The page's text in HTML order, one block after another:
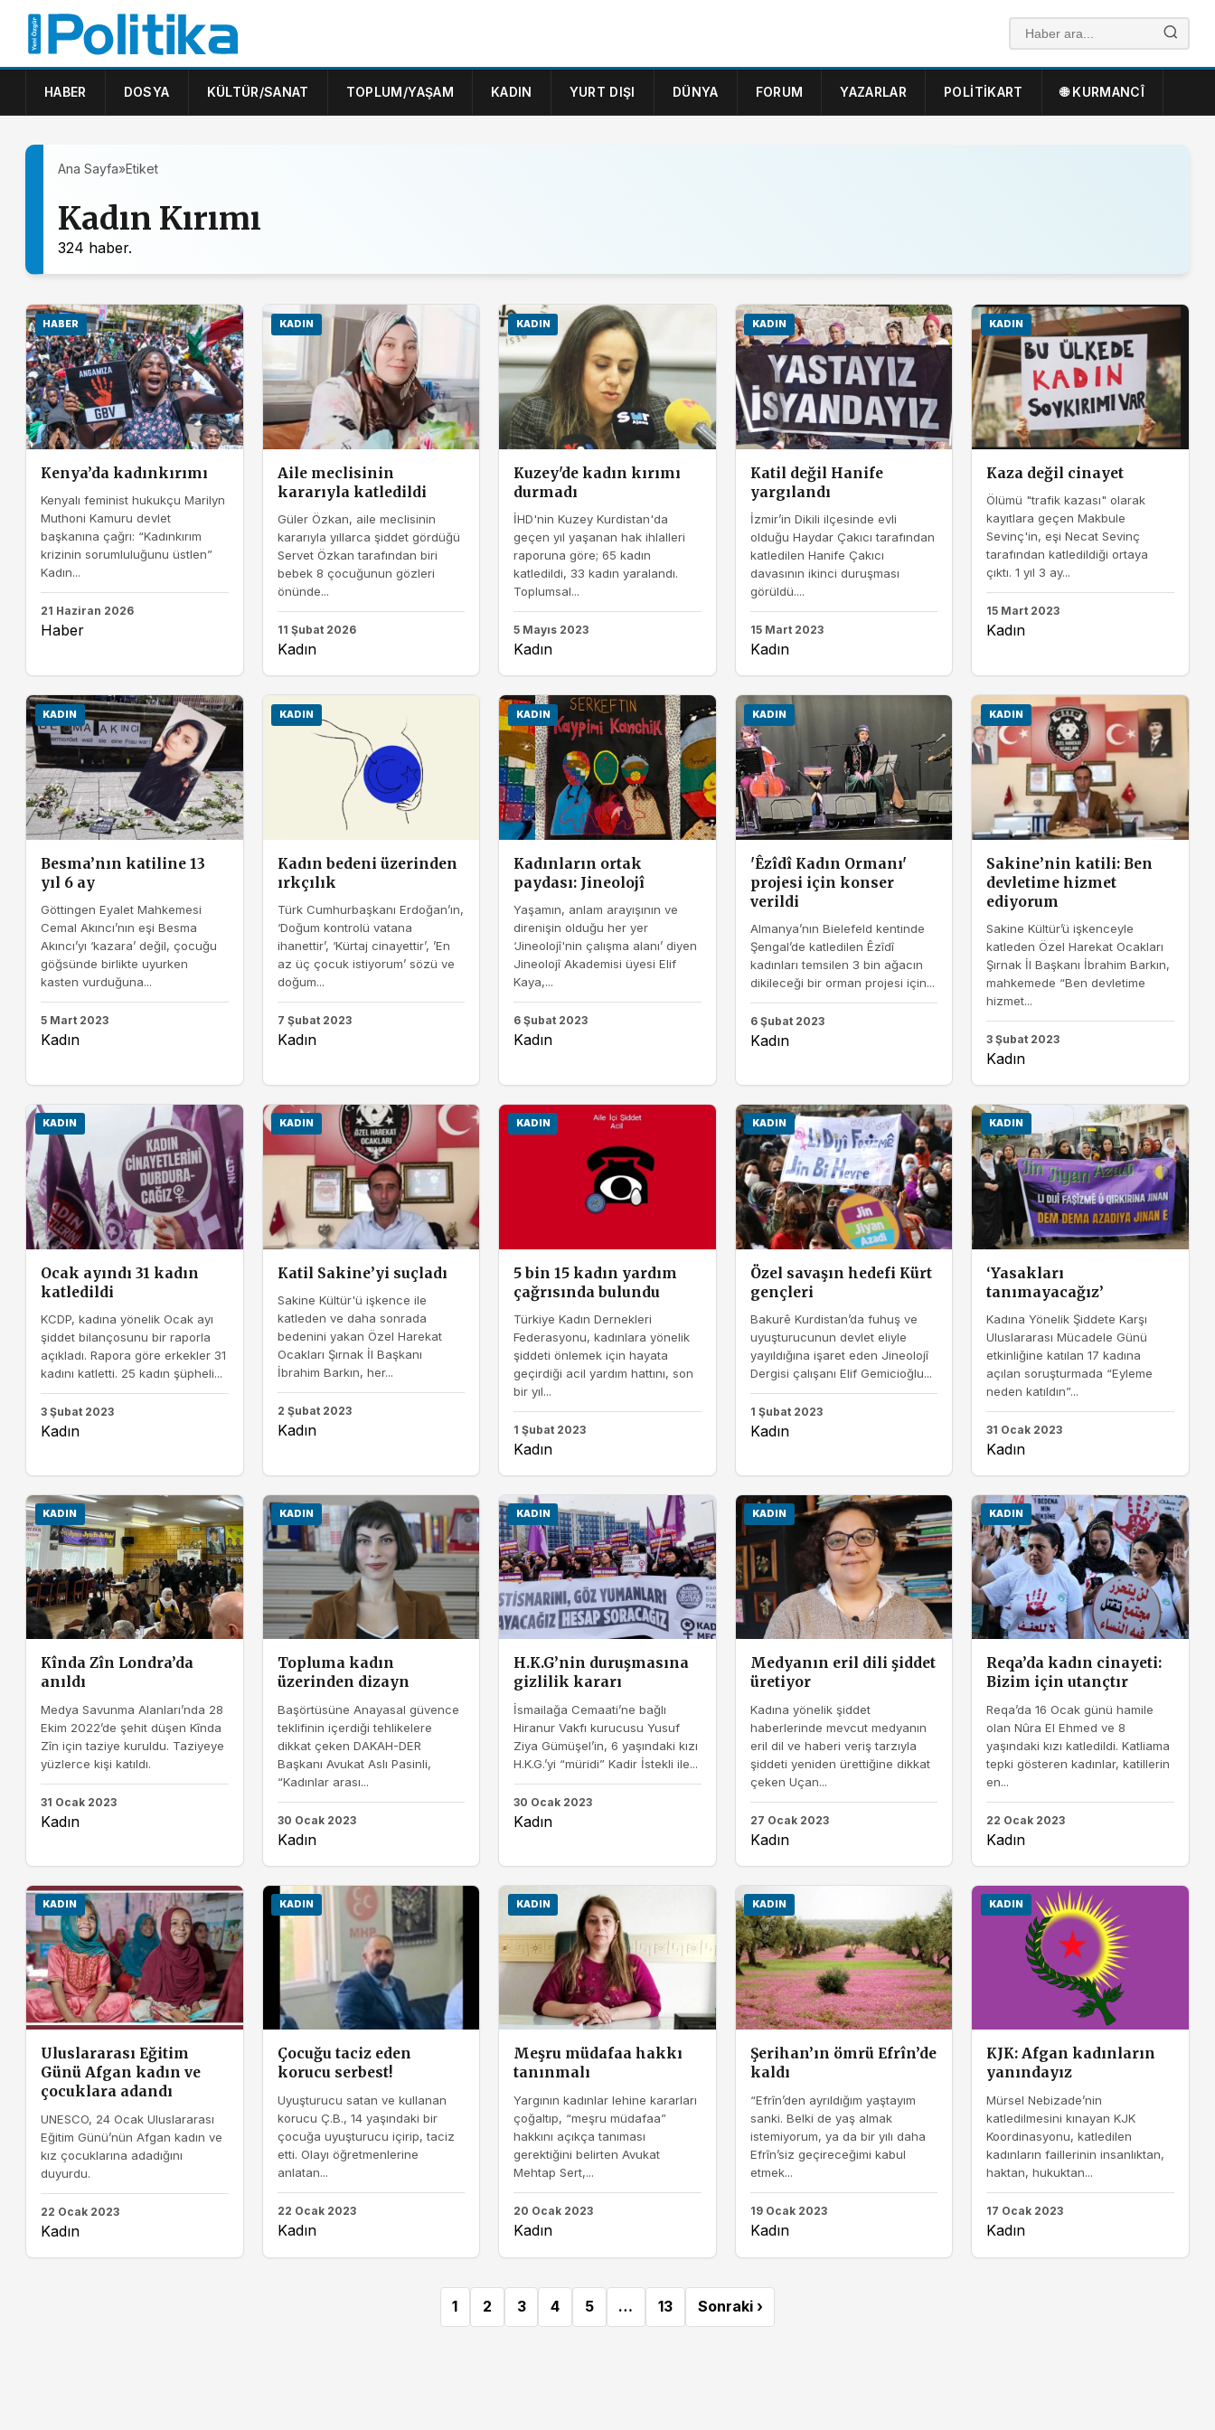
HABER DOSYA KÜLTÜR/SANAT TOPLUM/YAŞAM KADIN YURT DIŞI DÜNYA FORUM YAZARLAR POLITIKART 🌐 KURMANCÎ
Ana Sayfa»Etiket
Kadın Kırımı
324 haber.
HABER
Kenya’da kadınkırımı
Kenyalı feminist hukukçu Marilyn
Muthoni Kamuru devlet
başkanına çağrı: “Kadınkırım
krizinin sorumluluğunu üstlen”
Kadın...
21 Haziran 2026
Haber
KADIN
Aile meclisinin
kararıyla katledildi
Güler Özkan, aile meclisinin
kararıyla yıllarca şiddet gördüğü
Servet Özkan tarafından biri
bebek 8 çocuğunun gözleri
önünde...
11 Şubat 2026
Kadın
KADIN
Kuzey'de kadın kırımı
durmadı
İHD'nin Kuzey Kurdistan'da
geçen yıl yaşanan hak ihlalleri
raporuna göre; 65 kadın
katledildi, 33 kadın yaralandı.
Toplumsal...
5 Mayıs 2023
Kadın
KADIN
Katil değil Hanife
yargılandı
İzmir’in Dikili ilçesinde evli
olduğu Haydar Çakıcı tarafından
katledilen Hanife Çakıcı
davasının ikinci duruşması
görüldü....
15 Mart 2023
Kadın
KADIN
Kaza değil cinayet
Ölümü "trafik kazası" olarak
kayıtlara geçen Makbule
Sevinç'in, eşi Necat Sevinç
tarafından katledildiği ortaya
çıktı. 1 yıl 3 ay...
15 Mart 2023
Kadın
KADIN
Besma’nın katiline 13
yıl 6 ay
Göttingen Eyalet Mahkemesi
Cemal Akıncı’nın eşi Besma
Akıncı’yı ‘kazara’ değil, çocuğu
göğsünde birlikte uyurken
kasten vurduğuna...
5 Mart 2023
Kadın
KADIN
Kadın bedeni üzerinden
ırkçılık
Türk Cumhurbaşkanı Erdoğan’ın,
‘Doğum kontrolü vatana
ihanettir’, ‘Kürtaj cinayettir’, ’En
az üç çocuk istiyorum’ sözü ve
doğum...
7 Şubat 2023
Kadın
KADIN
Kadınların ortak
paydası: Jineolojî
Yaşamın, anlam arayışının ve
direnişin olduğu her yer
‘Jineolojî'nin çalışma alanı’ diyen
Jineolojî Akademisi üyesi Elif
Kaya,...
6 Şubat 2023
Kadın
KADIN
'Êzîdî Kadın Ormanı'
projesi için konser
verildi
Almanya’nın Bielefeld kentinde
Şengal’de katledilen Êzîdî
kadınları temsilen 3 bin ağacın
dikileceği bir orman projesi için...
6 Şubat 2023
Kadın
KADIN
Sakine’nin katili: Ben
devletime hizmet
ediyorum
Sakine Kültür’ü işkenceyle
katleden Özel Harekat Ocakları
Şırnak İl Başkanı İbrahim Barkın,
mahkemede “Ben devletime
hizmet...
3 Şubat 2023
Kadın
KADIN
Ocak ayındı 31 kadın
katledildi
KCDP, kadına yönelik Ocak ayı
şiddet bilançosunu bir raporla
açıkladı. Rapora göre erkekler 31
kadını katletti. 25 kadın şüpheli...
3 Şubat 2023
Kadın
KADIN
Katil Sakine’yi suçladı
Sakine Kültür'ü işkence ile
katleden ve daha sonrada
bedenini yakan Özel Harekat
Ocakları Şırnak İl Başkanı
İbrahim Barkın, her...
2 Şubat 2023
Kadın
KADIN
5 bin 15 kadın yardım
çağrısında bulundu
Türkiye Kadın Dernekleri
Federasyonu, kadınlara yönelik
şiddeti önlemek için hayata
geçirdiği acil yardım hattını, son
bir yıl...
1 Şubat 2023
Kadın
KADIN
Özel savaşın hedefi Kürt
gençleri
Bakurê Kurdistan’da fuhuş ve
uyuşturucunun devlet eliyle
yayıldığına işaret eden Jineolojî
Dergisi çalışanı Elif Gemicioğlu...
1 Şubat 2023
Kadın
KADIN
‘Yasakları
tanımayacağız’
Kadına Yönelik Şiddete Karşı
Uluslararası Mücadele Günü
etkinliğine katılan 17 kadına
açılan soruşturmada “Eyleme
neden katıldın”...
31 Ocak 2023
Kadın
KADIN
Kînda Zîn Londra’da
anıldı
Medya Savunma Alanları’nda 28
Ekim 2022’de şehit düşen Kînda
Zîn için taziye kuruldu. Taziyeye
yüzlerce kişi katıldı.
31 Ocak 2023
Kadın
KADIN
Topluma kadın
üzerinden dizayn
Başörtüsüne Anayasal güvence
teklifinin içerdiği tehlikelere
dikkat çeken DAKAH-DER
Başkanı Avukat Aslı Pasinli,
“Kadınlar arası...
30 Ocak 2023
Kadın
KADIN
H.K.G’nin duruşmasına
gizlilik kararı
İsmailağa Cemaati’ne bağlı
Hiranur Vakfı kurucusu Yusuf
Ziya Gümüşel’in, 6 yaşındaki kızı
H.K.G.’yi “müridi” Kadir İstekli ile...
30 Ocak 2023
Kadın
KADIN
Medyanın eril dili şiddet
üretiyor
Kadına yönelik şiddet
haberlerinde mevcut medyanın
eril dil ve haberi veriş tarzıyla
şiddeti yeniden ürettiğine dikkat
çeken Uçan...
27 Ocak 2023
Kadın
KADIN
Reqa’da kadın cinayeti:
Bizim için utançtır
Reqa’da 16 Ocak günü hamile
olan Nûra El Ehmed ve 8
yaşındaki kızı katledildi. Katliama
tepki gösteren kadınlar, katillerin
en...
22 Ocak 2023
Kadın
KADIN
Uluslararası Eğitim
Günü Afgan kadın ve
çocuklara adandı
UNESCO, 24 Ocak Uluslararası
Eğitim Günü’nün Afgan kadın ve
kız çocuklarına adadığını
duyurdu.
22 Ocak 2023
Kadın
KADIN
Çocuğu taciz eden
korucu serbest!
Uyuşturucu satan ve kullanan
korucu Ç.B., 14 yaşındaki bir
çocuğa uyuşturucu içirip, taciz
etti. Olayı öğretmenlerine
anlatan...
22 Ocak 2023
Kadın
KADIN
Meşru müdafaa hakkı
tanınmalı
Yargının kadınlar lehine kararları
çoğaltıp, “meşru müdafaa”
hakkını açıkça tanıması
gerektiğini belirten Avukat
Mehtap Sert,...
20 Ocak 2023
Kadın
KADIN
Şerihan’ın ömrü Efrîn’de
kaldı
“Efrîn’den ayrıldığım yaştayım
sanki. Belki de yaş almak
istemiyorum, ya da bir yılı daha
Efrîn’siz geçireceğimi kabul
etmek...
19 Ocak 2023
Kadın
KADIN
KJK: Afgan kadınların
yanındayız
Mürsel Nebizade’nin
katledilmesini kınayan KJK
Koordinasyonu, katledilen
kadınların faillerinin insanlıktan,
haktan, hukuktan...
17 Ocak 2023
Kadın
1 2 3 4 5 … 13 Sonraki ›